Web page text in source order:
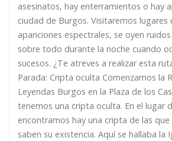
asesinatos, hay enterramientos o hay
ciudad de Burgos. Visitaremos lugares
apariciones espectrales, se oyen
sobre todo durante la noche cuando
sucesos. ¿Te atreves a realizar esta
Parada: Cripta oculta Comenzamos la
Leyendas Burgos en la Plaza de los
tenemos una cripta oculta. En el lugar
encontramos hay una cripta de las
saben su existencia. Aquí se hallaba la